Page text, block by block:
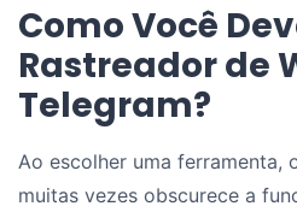
Como Você
Rastreador de
Telegram?
Ao escolher uma ferramenta,
muitas vezes obscurece a